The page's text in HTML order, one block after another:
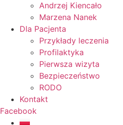
Andrzej Kiencało
Marzena Nanek
Dla Pacjenta
Przykłady leczenia
Profilaktyka
Pierwsza wizyta
Bezpieczeństwo
RODO
Kontakt
Facebook